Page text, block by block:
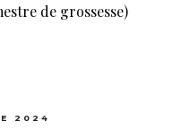
de grossesse)
2024